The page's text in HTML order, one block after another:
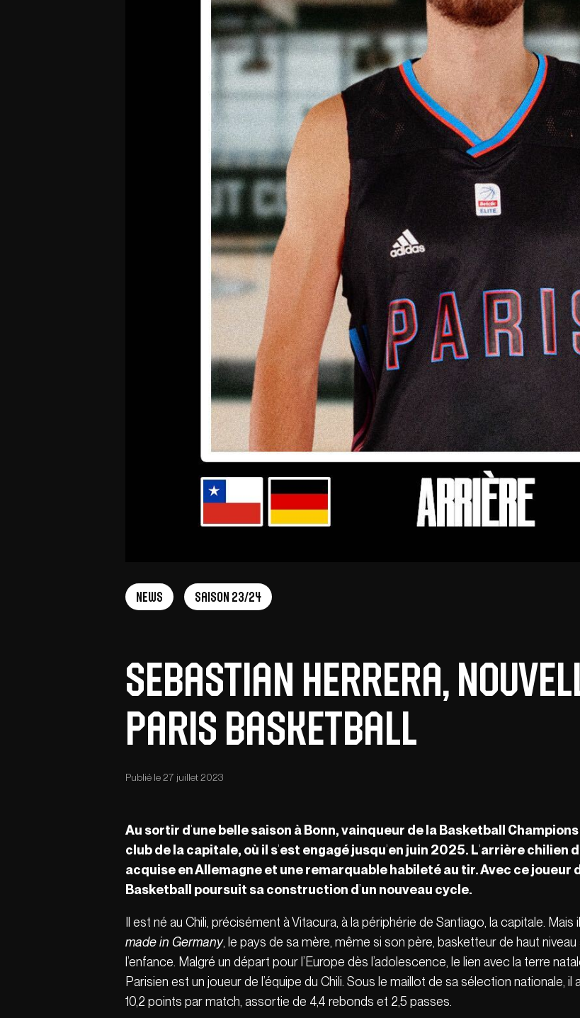
FAQ
News Saison 23/24
Sebastian Herrera,
Paris Basketball
Publié le 27 juillet 2023
Au sortir d’une belle saison à Bonn, vainqueur de la Basketball
club de la capitale, où il s’est engagé jusqu’en juin 2025. L’arrière chilien
acquise en Allemagne et une remarquable habileté au tir. Avec ce joueur
Basketball poursuit sa construction d’un nouveau cycle.
Il est né au Chili, précisément à Vitacura, à la périphérie de Santiago, la capitale.
made in Germany, le pays de sa mère, même si son père, basketteur de haut
l’enfance. Malgré un départ pour l’Europe dès l’adolescence, le lien avec la terre
Parisien est un joueur de l’équipe du Chili. Sous le maillot de sa sélection nationale,
10,2 points par match, assortie de 4,4 rebonds et 2,5 passes.